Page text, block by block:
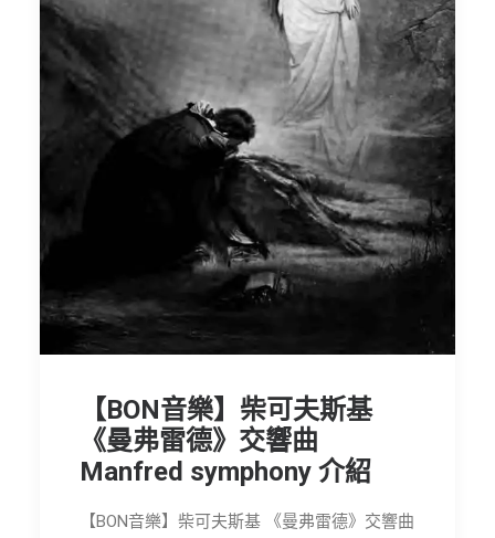
【BON音樂】柴可夫斯基
《曼弗雷德》交響曲
Manfred symphony 介紹
【BON音樂】柴可夫斯基 《曼弗雷德》交響曲